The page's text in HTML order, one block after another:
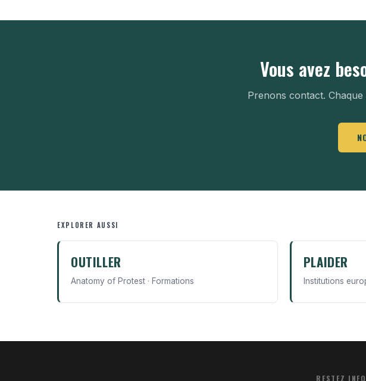
Vous avez
Prenons contact.
EXPLORER AUSSI
OUTILLER
Anatomy of Protest · Formations
PLAIDER
Institutions
RESTEZ